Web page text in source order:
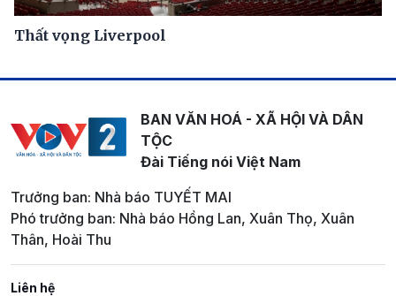
Thất vọng Liverpool
BAN VĂN HOÁ - XÃ HỘI VÀ DÂN
TỘC
Đài Tiếng nói Việt Nam
Trưởng ban: Nhà báo TUYẾT MAI
Phó trưởng ban: Nhà báo Hồng Lan, Xuân Thọ, Xuân
Thân, Hoài Thu
Liên hệ